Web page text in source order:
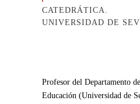
CATEDRÁTICA.
UNIVERSIDAD DE
Profesor del Departamento
Educación (Universidad de